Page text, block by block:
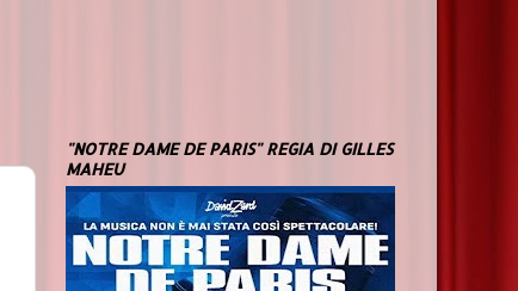
"NOTRE DAME DE PARIS" REGIA DI GILLES
MAHEU